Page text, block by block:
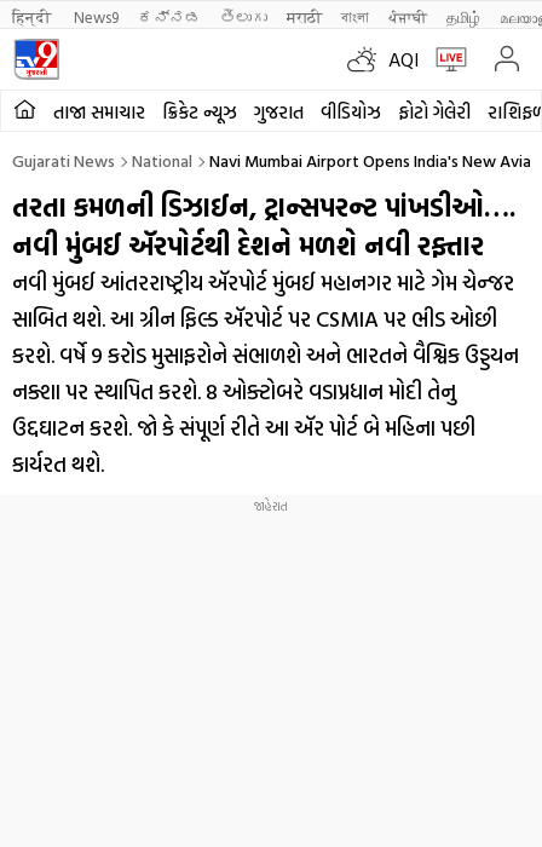
हिन्दी News9 ಕನ್ನಡ తెలుగు मराठी বাংলা ਪੰਜਾਬੀ தமிழ்
AQI
તાજા સમાચાર ક્રિકેટ ન્યૂઝ ગુજરાત વીડિયોઝ ફોટો ગેલેરી
Gujarati News National Navi Mumbai Airport Opens India's New
તરતા કમળની ડિઝાઈન, ટ્રાન્સપરન્ટ પાંખડીઓ….
નવી મુંબઈ ઍરપોર્ટથી દેશને મળશે નવી રફ્તાર
નવી મુંબઈ આંતરરાષ્ટ્રીય ઍરપોર્ટ મુંબઈ મહાનગર માટે ગેમ ચેન્જર
સાબિત થશે. આ ગ્રીન ફિલ્ડ ઍરપોર્ટ પર CSMIA પર ભીડ ઓછી
કરશે. વર્ષે 9 કરોડ મુસાફરોને સંભાળશે અને ભારતને વૈશ્વિક ઉડ્ડયન
નક્શા પર સ્થાપિત કરશે. 8 ઓક્ટોબરે વડાપ્રધાન મોદી તેનુ
ઉદ્દઘાટન કરશે. જો કે સંપૂર્ણ રીતે આ ઍર પોર્ટ બે મહિના પછી
કાર્યરત થશે.